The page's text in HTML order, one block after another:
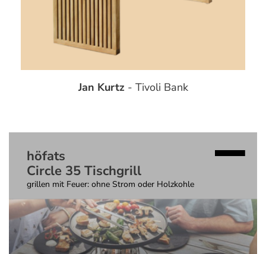
Jan Kurtz - Tivoli Bank
höfats
Circle 35 Tischgrill
grillen mit Feuer: ohne Strom oder Holzkohle